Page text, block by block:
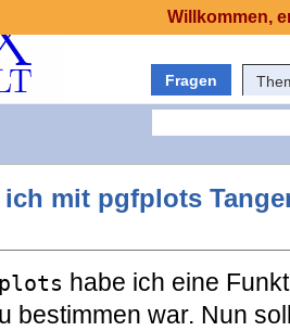
Fragen
ich mit pgfplots
habe ich eine
bestimmen war. Nun
Willkommen,